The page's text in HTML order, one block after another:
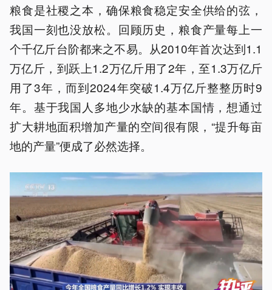
粮食是社稷之本，确保粮食稳定安全供给的弦，
我国一刻也没放松。回顾历史，粮食产量每上一
个千亿斤台阶都来之不易。从2010年首次达到1.1
万亿斤，到跃上1.2万亿斤用了2年，至1.3万亿斤
用了3年，而到2024年突破1.4万亿斤整整历时9
年。基于我国人多地少水缺的基本国情，想通过
扩大耕地面积增加产量的空间很有限，“提升每亩
地的产量”便成了必然选择。